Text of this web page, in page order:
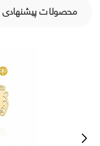
محصولات پیشنهادی